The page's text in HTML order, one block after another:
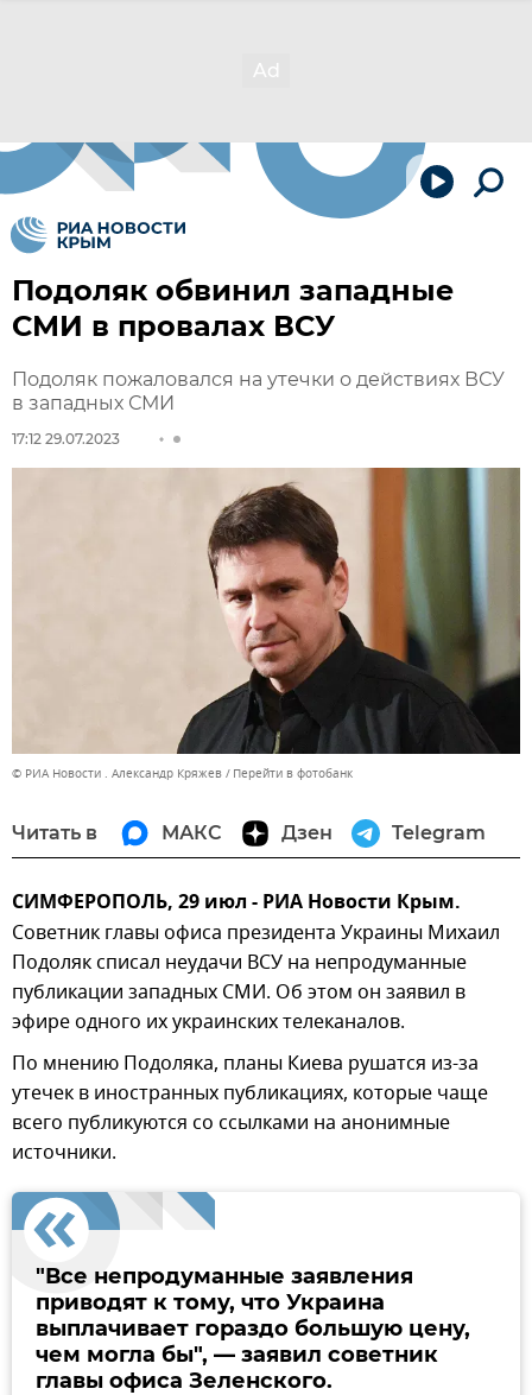
Подоляк обвинил западные
СМИ в провалах ВСУ
Подоляк пожаловался на утечки о действиях ВСУ
в западных СМИ
17:12 29.07.2023
© РИА Новости . Александр Кряжев Перейти в фотобанк
Читать в МАКС Дзен Telegram
СИМФЕРОПОЛЬ, 29 июл - РИА Новости Крым.
Советник главы офиса президента Украины Михаил
Подоляк списал неудачи ВСУ на непродуманные
публикации западных СМИ. Об этом он заявил в
эфире одного их украинских телеканалов.
По мнению Подоляка, планы Киева рушатся из-за
утечек в иностранных публикациях, которые чаще
всего публикуются со ссылками на анонимные
источники.
"Все непродуманные заявления
приводят к тому, что Украина
выплачивает гораздо большую цену,
чем могла бы", — заявил советник
главы офиса Зеленского.